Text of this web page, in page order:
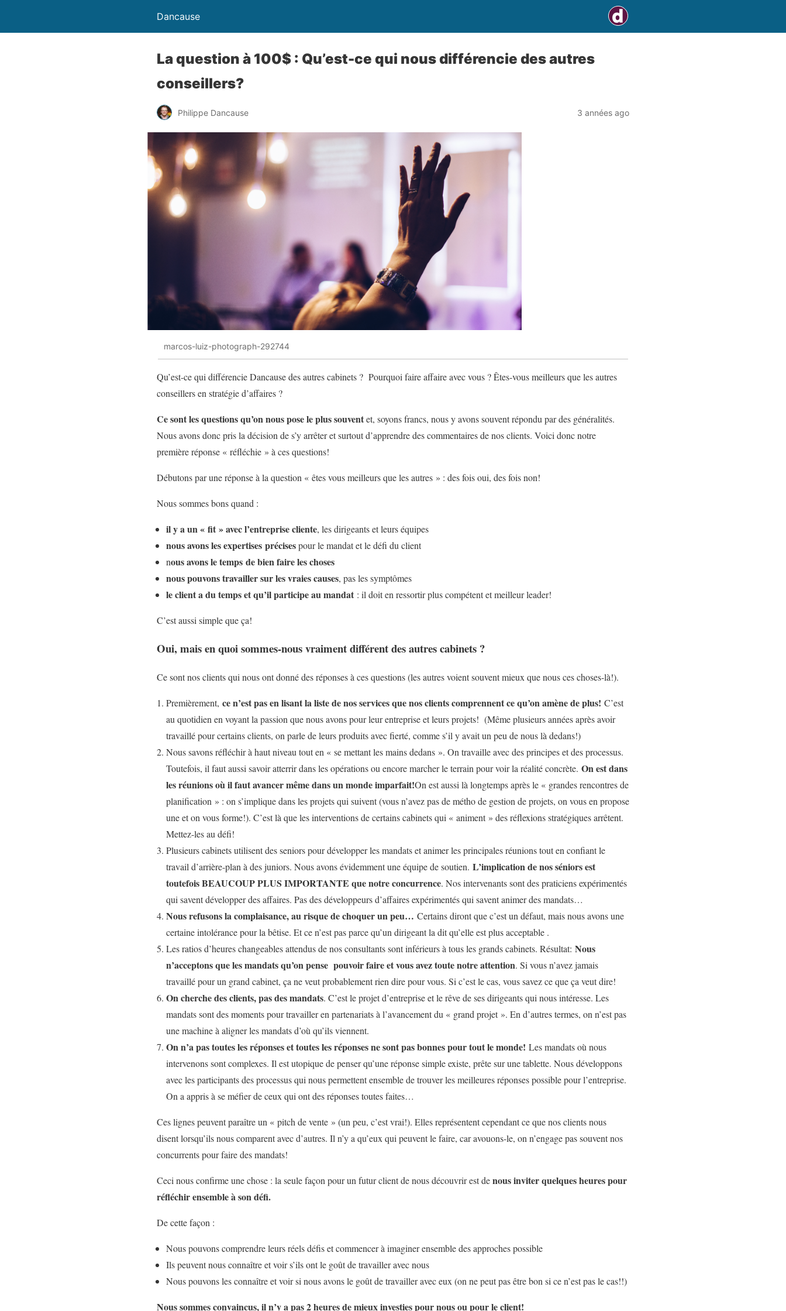
Dancause
La question à 100$ : Qu’est-ce qui nous différencie des autres
conseillers?
Philippe Dancause 3 années ago
marcos-luiz-photograph-292744
Qu’est-ce qui différencie Dancause des autres cabinets ? Pourquoi faire affaire avec vous ? Êtes-vous meilleurs que les autres
conseillers en stratégie d’affaires ?
Ce sont les questions qu’on nous pose le plus souventet, soyons francs, nous y avons souvent répondu par des généralités.
Nous avons donc pris la décision de s’y arrêter et surtout d’apprendre des commentaires de nos clients. Voici donc notre
première réponse « réfléchie » à ces questions!
Débutons par une réponse à la question « êtes vous meilleurs que les autres » : des fois oui, des fois non!
Nous sommes bons quand :
il y a un « fit » avec l’entreprise cliente, les dirigeants et leurs équipes
nous avons les expertises précisespour le mandat et le défi du client
nous avons le temps de bien faire les choses
nous pouvons travailler sur les vraies causes, pas les symptômes
le client a du temps et qu’il participe au mandat : il doit en ressortir plus compétent et meilleur leader!
C’est aussi simple que ça!
Oui, mais en quoi sommes-nous vraiment différent des autres cabinets ?
Ce sont nos clients qui nous ont donné des réponses à ces questions (les autres voient souvent mieux que nous ces choses-là!).
Premièrement, ce n’est pas en lisant la liste de nos services que nos clients comprennent ce qu’on amène de plus! C’est
au quotidien en voyant la passion que nous avons pour leur entreprise et leurs projets! (Même plusieurs années après avoir
travaillé pour certains clients, on parle de leurs produits avec fierté, comme s’il y avait un peu de nous là dedans!)
Nous savons réfléchir à haut niveau tout en « se mettant les mains dedans ». On travaille avec des principes et des processus.
Toutefois, il faut aussi savoir atterrir dans les opérations ou encore marcher le terrain pour voir la réalité concrète. On est dans
les réunions où il faut avancer même dans un monde imparfait!On est aussi là longtemps après le « grandes rencontres de
planification » : on s’implique dans les projets qui suivent (vous n’avez pas de métho de gestion de projets, on vous en propose
une et on vous forme!). C’est là que les interventions de certains cabinets qui « animent » des réflexions stratégiques arrêtent.
Mettez-les au défi!
Plusieurs cabinets utilisent des seniors pour développer les mandats et animer les principales réunions tout en confiant le
travail d’arrière-plan à des juniors. Nous avons évidemment une équipe de soutien. L’implication de nos séniors est
toutefois BEAUCOUP PLUS IMPORTANTE que notre concurrence. Nos intervenants sont des praticiens expérimentés
qui savent développer des affaires. Pas des développeurs d’affaires expérimentés qui savent animer des mandats…
Nous refusons la complaisance, au risque de choquer un peu… Certains diront que c’est un défaut, mais nous avons une
certaine intolérance pour la bêtise. Et ce n’est pas parce qu’un dirigeant la dit qu’elle est plus acceptable .
Les ratios d’heures changeables attendus de nos consultants sont inférieurs à tous les grands cabinets. Résultat: Nous
n’acceptons que les mandats qu’on pense pouvoir faire et vous avez toute notre attention. Si vous n’avez jamais
travaillé pour un grand cabinet, ça ne veut probablement rien dire pour vous. Si c’est le cas, vous savez ce que ça veut dire!
On cherche des clients, pas des mandats. C’est le projet d’entreprise et le rêve de ses dirigeants qui nous intéresse. Les
mandats sont des moments pour travailler en partenariats à l’avancement du « grand projet ». En d’autres termes, on n’est pas
une machine à aligner les mandats d’où qu’ils viennent.
On n’a pas toutes les réponses et toutes les réponses ne sont pas bonnes pour tout le monde! Les mandats où nous
intervenons sont complexes. Il est utopique de penser qu’une réponse simple existe, prête sur une tablette. Nous développons
avec les participants des processus qui nous permettent ensemble de trouver les meilleures réponses possible pour l’entreprise.
On a appris à se méfier de ceux qui ont des réponses toutes faites…
Ces lignes peuvent paraître un « pitch de vente » (un peu, c’est vrai!). Elles représentent cependant ce que nos clients nous
disent lorsqu’ils nous comparent avec d’autres. Il n’y a qu’eux qui peuvent le faire, car avouons-le, on n’engage pas souvent nos
concurrents pour faire des mandats!
Ceci nous confirme une chose : la seule façon pour un futur client de nous découvrir est denous inviter quelques heures pour
réfléchir ensemble à son défi.
De cette façon :
Nous pouvons comprendre leurs réels défis et commencer à imaginer ensemble des approches possible
Ils peuvent nous connaître et voir s’ils ont le goût de travailler avec nous
Nous pouvons les connaître et voir si nous avons le goût de travailler avec eux (on ne peut pas être bon si ce n’est pas le cas!!)
Nous sommes convaincus, il n’y a pas 2 heures de mieux investies pour nous ou pour le client!